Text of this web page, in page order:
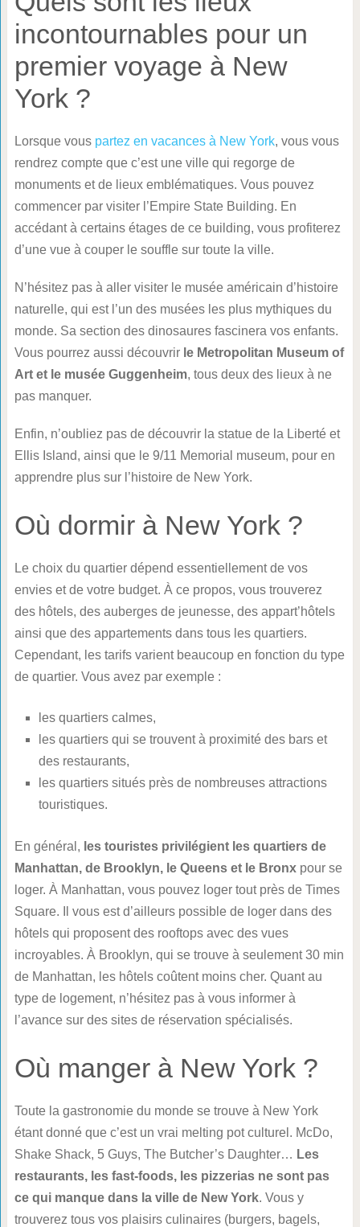
incontournables pour un
premier voyage à New
York ?
Lorsque vous partez en vacances à New York, vous vous
rendrez compte que c’est une ville qui regorge de
monuments et de lieux emblématiques. Vous pouvez
commencer par visiter l’Empire State Building. En
accédant à certains étages de ce building, vous profiterez
d’une vue à couper le souffle sur toute la ville.
N’hésitez pas à aller visiter le musée américain d’histoire
naturelle, qui est l’un des musées les plus mythiques du
monde. Sa section des dinosaures fascinera vos enfants.
Vous pourrez aussi découvrirle Metropolitan Museum of
Art et le musée Guggenheim, tous deux des lieux à ne
pas manquer.
Enfin, n’oubliez pas de découvrir la statue de la Liberté et
Ellis Island, ainsi que le 9/11 Memorial museum, pour en
apprendre plus sur l’histoire de New York.
Où dormir à New York ?
Le choix du quartier dépend essentiellement de vos
envies et de votre budget. À ce propos, vous trouverez
des hôtels, des auberges de jeunesse, des appart’hôtels
ainsi que des appartements dans tous les quartiers.
Cependant, les tarifs varient beaucoup en fonction du type
de quartier. Vous avez par exemple :
les quartiers calmes,
les quartiers qui se trouvent à proximité des bars et
des restaurants,
les quartiers situés près de nombreuses attractions
touristiques.
En général, les touristes privilégient les quartiers de
Manhattan, de Brooklyn, le Queens et le Bronxpour se
loger. À Manhattan, vous pouvez loger tout près de Times
Square. Il vous est d’ailleurs possible de loger dans des
hôtels qui proposent des rooftops avec des vues
incroyables. À Brooklyn, qui se trouve à seulement 30 min
de Manhattan, les hôtels coûtent moins cher. Quant au
type de logement, n’hésitez pas à vous informer à
l’avance sur des sites de réservation spécialisés.
Où manger à New York ?
Toute la gastronomie du monde se trouve à New York
étant donné que c’est un vrai melting pot culturel. McDo,
Shake Shack, 5 Guys, The Butcher’s Daughter… Les
restaurants, les fast-foods, les pizzerias ne sont pas
ce qui manque dans la ville de New York. Vous y
trouverez tous vos plaisirs culinaires (burgers, bagels,